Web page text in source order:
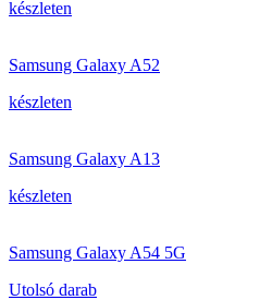
készleten
Samsung Galaxy A52
készleten
Samsung Galaxy A13
készleten
Samsung Galaxy A54 5G
Utolsó darab